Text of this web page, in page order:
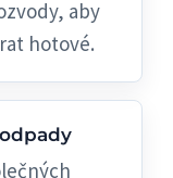
aby
hotové.